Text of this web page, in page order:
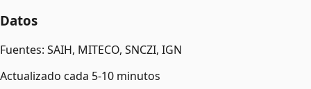
Datos
Fuentes: SAIH, MITECO, SNCZI, IGN
Actualizado cada 5-10 minutos